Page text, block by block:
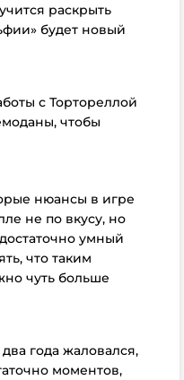
раскрыть
будет новый
с Тортореллой
чтобы
нюансы в игре
не по вкусу, но
умный
что таким
чуть больше
года жаловался,
моментов,